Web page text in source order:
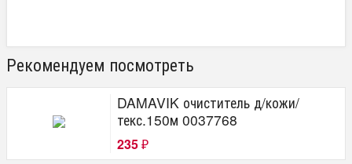
Рекомендуем посмотреть
DAMAVIK очиститель д/кожи/
текс.150м 0037768
235 ₽